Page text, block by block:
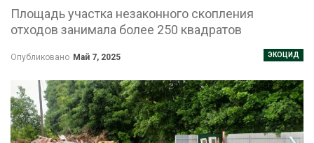
Площадь участка незаконного скопления
отходов занимала более 250 квадратов
ЭКОЦИД
Опубликовано Май 7, 2025